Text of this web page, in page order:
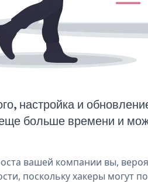
настройка и
больше времени и
вашей компании вы,
поскольку хакеры могут